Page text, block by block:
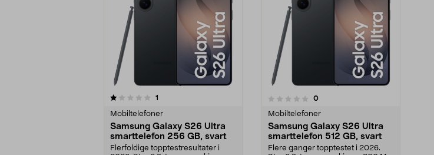
1
Mobiltelefoner
Samsung Galaxy S26 Ultra
smarttelefon 256 GB, svart
Flerfoldige topptestresultater i
0.0 av 5 stjerner 0anmeldelser
Mobiltelefoner
Samsung Galaxy S26 Ultra
smarttelefon 512 GB, svart
Flere ganger topptestet i 2026.